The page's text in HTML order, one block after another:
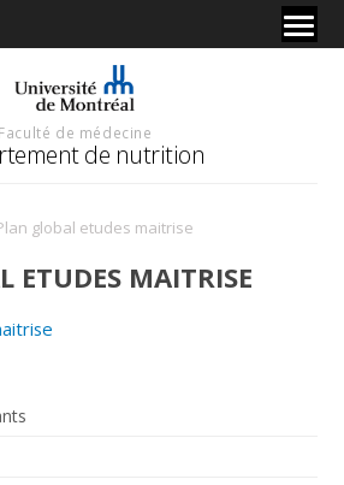
Faculté de médecine
de nutrition
global etudes maitrise
ETUDES MAITRISE